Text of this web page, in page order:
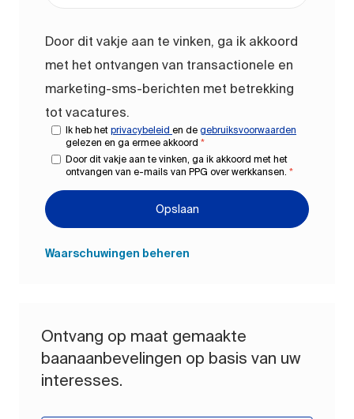
Door dit vakje aan te vinken, ga ik akkoord
met het ontvangen van transactionele en
marketing-sms-berichten met betrekking
tot vacatures.
Ik heb het privacybeleid en de gebruiksvoorwaarden
gelezen en ga ermee akkoord *
Door dit vakje aan te vinken, ga ik akkoord met het
ontvangen van e-mails van PPG over werkkansen. *
Opslaan
Waarschuwingen beheren
Ontvang op maat gemaakte
baanaanbevelingen op basis van uw
interesses.